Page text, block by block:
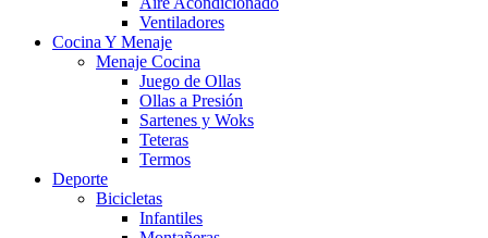
Ventiladores
Cocina Y Menaje
Menaje Cocina
Juego de Ollas
Ollas a Presión
Sartenes y Woks
Teteras
Termos
Deporte
Bicicletas
Infantiles